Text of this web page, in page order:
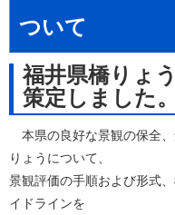
ついて
福井県橋りょ
策定しました。
本県の良好な景観の保全
りょうについて、
景観評価の手順および形式
イドラインを